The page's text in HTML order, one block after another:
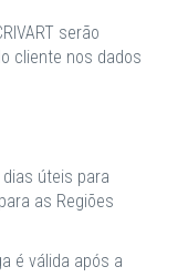
serão
cliente nos dados
úteis para
as Regiões
é válida após a